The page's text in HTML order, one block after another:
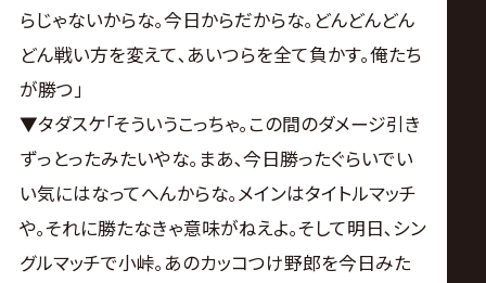
らじゃないからな｡今日からだからな｡どんどんどん
どん戦い方を変えて､あいつらを全て負かす｡俺たち
が勝つ｣
▼タダスケ｢そういうこっちゃ｡この間のダメージ引き
ずっとったみたいやな｡まあ､今日勝ったぐらいでい
い気にはなってへんからな｡メインはタイトルマッチ
や｡それに勝たなきゃ意味がねえよ｡そして明日､シン
グルマッチで小峠｡あのカッコつけ野郎を今日みた